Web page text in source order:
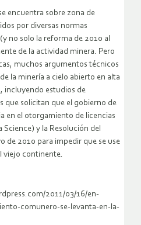
encuentra sobre zona de
por diversas normas
no solo la reforma de 2010 al
de la actividad minera. Pero
muchos argumentos técnicos
la minería a cielo abierto en alta
incluyendo estudios de
que solicitan que el gobierno de
en el otorgamiento de licencias
y la Resolución del
de 2010 para impedir que se use
viejo continente.
2011/03/16/en-
comunero-se-levanta-en-la-